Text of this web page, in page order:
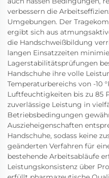
verbessern die
Umgebungen. Der
ergibt sich aus
die Handschweißbildung
langen Einsatzzeiten
Lagerstabilitätsprüfungen
Handschuhe ihre volle
Temperaturbereichs von -10
Luftfeuchtigkeiten bis zu 85
zuverlässige Leistung in
Betriebsbedingungen
Auszieheigenschaften
Handschuhe, sodass keine
geänderten Verfahren für
bestehende Arbeitsabläufe
Leistungskonsistenz über